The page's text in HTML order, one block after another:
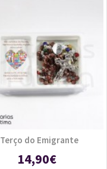
Terço do Emigrante
14,90€